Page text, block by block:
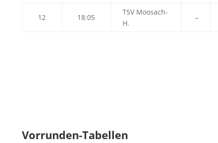
12 18:05
TSV Moosach-
H.
–
Vorrunden-Tabellen